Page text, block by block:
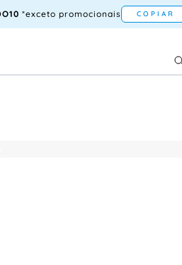
*exceto promocionais COPIAR